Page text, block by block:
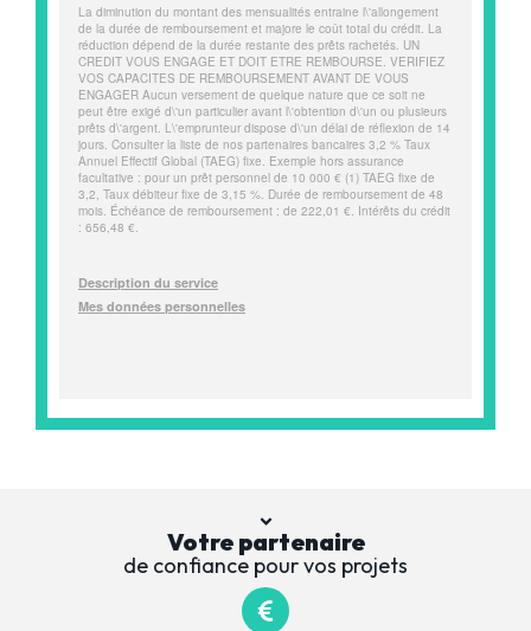
Votre partenaire
de confiance pour vos projets